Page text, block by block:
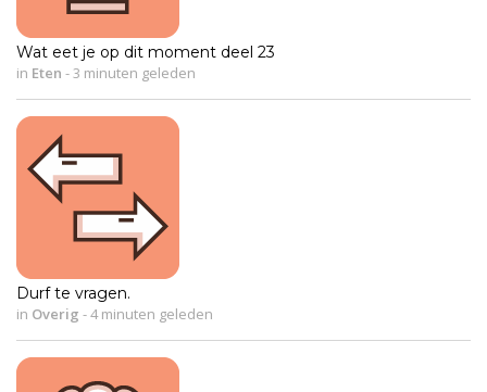
Wat eet je op dit moment deel 23
in Eten - 3 minuten geleden
Durf te vragen.
in Overig -4 minuten geleden